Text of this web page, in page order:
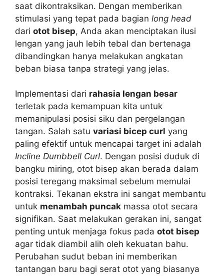
saat dikontraksikan. Dengan memberikan
stimulasi yang tepat pada bagian long head
dari otot bisep, Anda akan menciptakan ilusi
lengan yang jauh lebih tebal dan bertenaga
dibandingkan hanya melakukan angkatan
beban biasa tanpa strategi yang jelas.
Implementasi dari rahasia lengan besar
terletak pada kemampuan kita untuk
memanipulasi posisi siku dan pergelangan
tangan. Salah satu variasi bicep curl yang
paling efektif untuk mencapai target ini adalah
Incline Dumbbell Curl. Dengan posisi duduk di
bangku miring, otot bisep akan berada dalam
posisi teregang maksimal sebelum memulai
kontraksi. Tekanan ekstra ini sangat membantu
untuk menambah puncak massa otot secara
signifikan. Saat melakukan gerakan ini, sangat
penting untuk menjaga fokus pada otot bisep
agar tidak diambil alih oleh kekuatan bahu.
Perubahan sudut beban ini memberikan
tantangan baru bagi serat otot yang biasanya